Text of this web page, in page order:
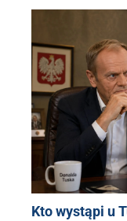
Kto wystąpi u